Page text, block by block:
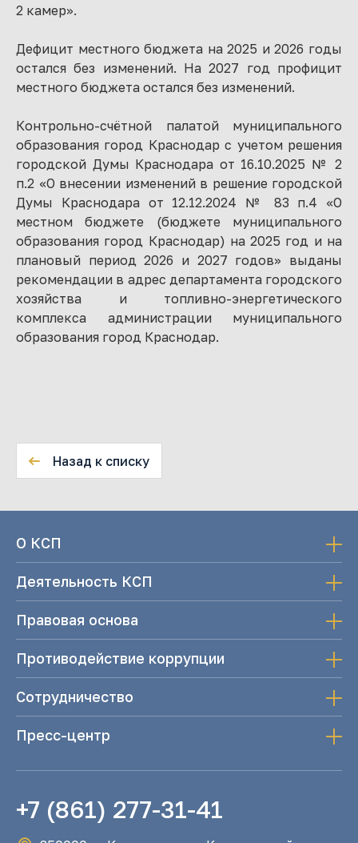
2 камер».
Дефицит местного бюджета на 2025 и 2026 годы
остался без изменений. На 2027 год профицит
местного бюджета остался без изменений.
Контрольно-счётной палатой муниципального
образования город Краснодар с учетом решения
городской Думы Краснодара от 16.10.2025 № 2
п.2 «О внесении изменений в решение городской
Думы Краснодара от 12.12.2024 № 83 п.4 «О
местном бюджете (бюджете муниципального
образования город Краснодар) на 2025 год и на
плановый период 2026 и 2027 годов» выданы
рекомендации в адрес департамента городского
хозяйства и топливно-энергетического
комплекса администрации муниципального
образования город Краснодар.
Назад к списку
О КСП
Деятельность КСП
Правовая основа
Противодействие коррупции
Сотрудничество
Пресс-центр
+7 (861) 277-31-41